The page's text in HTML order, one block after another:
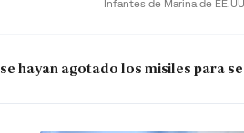
Infantes de Marina de
hayan agotado los misiles para